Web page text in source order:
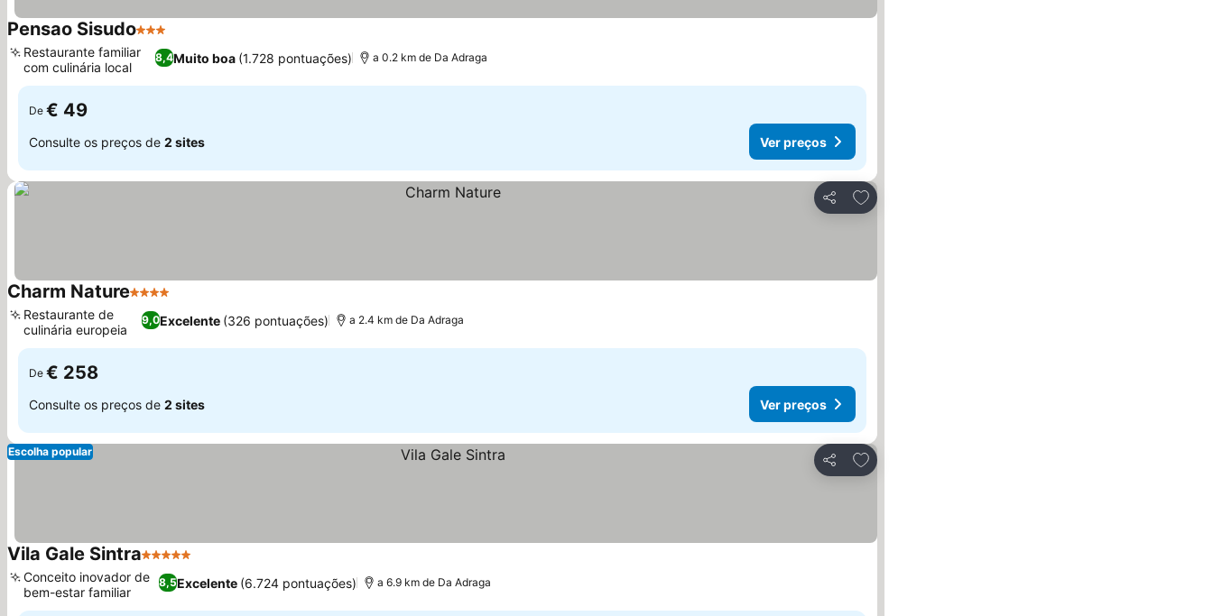
Pensao Sisudo3 Estrelas
8,4Muito boa (1.728 pontuações)
Restaurante familiar
com culinária local
a 0.2 km de Da Adraga
De € 49
Consulte os preços de 2 sites Ver preços
Partilhar
Adicionar aos favoritos
Charm Nature4 Estrelas
9,0Excelente (326 pontuações)
Restaurante de
culinária europeia
a 2.4 km de Da Adraga
De € 258
Consulte os preços de 2 sites Ver preços
Partilhar
Adicionar aos favoritos
Escolha popular
Vila Gale Sintra5 Estrelas
8,5Excelente (6.724 pontuações)
Conceito inovador de
bem-estar familiar
a 6.9 km de Da Adraga